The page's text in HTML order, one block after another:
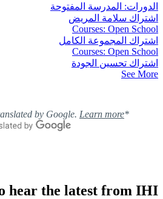
الدورات: المدرسة المفتوحة
اشتراك سلامة المريض
Courses: Open School
اشتراك المجموعة الكامل
Courses: Open School
اشتراك تحسين الجودة
See More
*Content machine-translated by Google.
Learn more
hear the latest from IHI.